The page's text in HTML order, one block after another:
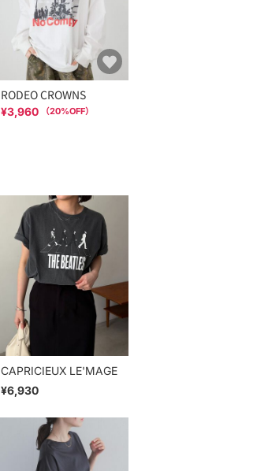
RODEO CROWNS
¥3,960 （20%OFF）